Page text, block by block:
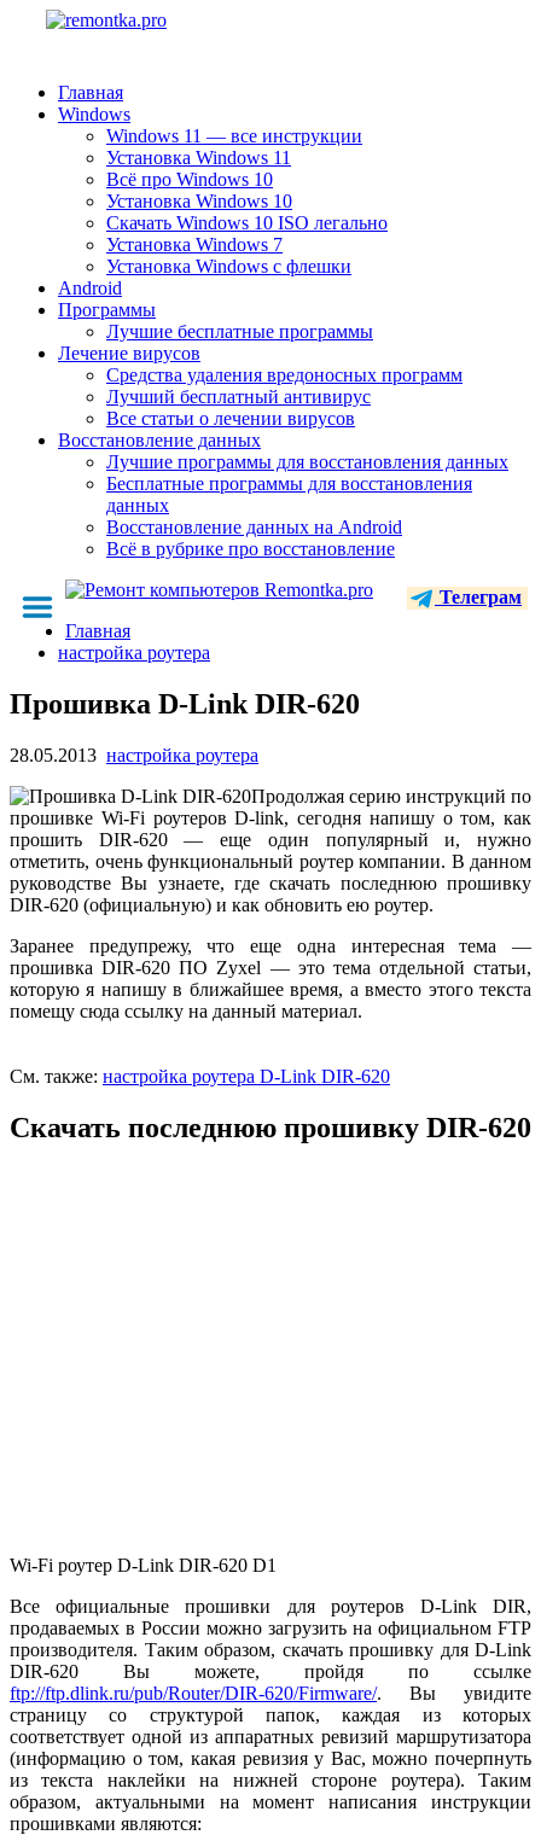
Главная
Windows
Windows 11 — все инструкции
Установка Windows 11
Всё про Windows 10
Установка Windows 10
Скачать Windows 10 ISO легально
Установка Windows 7
Установка Windows с флешки
Android
Программы
Лучшие бесплатные программы
Лечение вирусов
Средства удаления вредоносных программ
Лучший бесплатный антивирус
Все статьи о лечении вирусов
Восстановление данных
Лучшие программы для восстановления данных
Бесплатные программы для восстановления
данных
Восстановление данных на Android
Всё в рубрике про восстановление
Телеграм
Главная
настройка роутера
Прошивка D-Link DIR-620
28.05.2013 настройка роутера
Продолжая серию инструкций по
прошивке Wi-Fi роутеров D-link, сегодня напишу о том, как
прошить DIR-620 — еще один популярный и, нужно
отметить, очень функциональный роутер компании. В данном
руководстве Вы узнаете, где скачать последнюю прошивку
DIR-620 (официальную) и как обновить ею роутер.
Заранее предупрежу, что еще одна интересная тема —
прошивка DIR-620 ПО Zyxel — это тема отдельной статьи,
которую я напишу в ближайшее время, а вместо этого текста
помещу сюда ссылку на данный материал.
См. также: настройка роутера D-Link DIR-620
Скачать последнюю прошивку DIR-620
Wi-Fi роутер D-Link DIR-620 D1
Все официальные прошивки для роутеров D-Link DIR,
продаваемых в России можно загрузить на официальном FTP
производителя. Таким образом, скачать прошивку для D-Link
DIR-620 Вы можете, пройдя по ссылке
ftp://ftp.dlink.ru/pub/Router/DIR-620/Firmware/. Вы увидите
страницу со структурой папок, каждая из которых
соответствует одной из аппаратных ревизий маршрутизатора
(информацию о том, какая ревизия у Вас, можно почерпнуть
из текста наклейки на нижней стороне роутера). Таким
образом, актуальными на момент написания инструкции
прошивками являются: